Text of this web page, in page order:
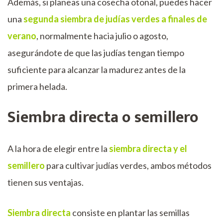
una segunda siembra de judías verdes a finales de
verano, normalmente hacia julio o agosto,
asegurándote de que las judías tengan tiempo
suficiente para alcanzar la madurez antes de la
primera helada.
Siembra directa o semillero
A la hora de elegir entre la siembra directa y el
semillero para cultivar judías verdes, ambos métodos
tienen sus ventajas.
Siembra directa consiste en plantar las semillas